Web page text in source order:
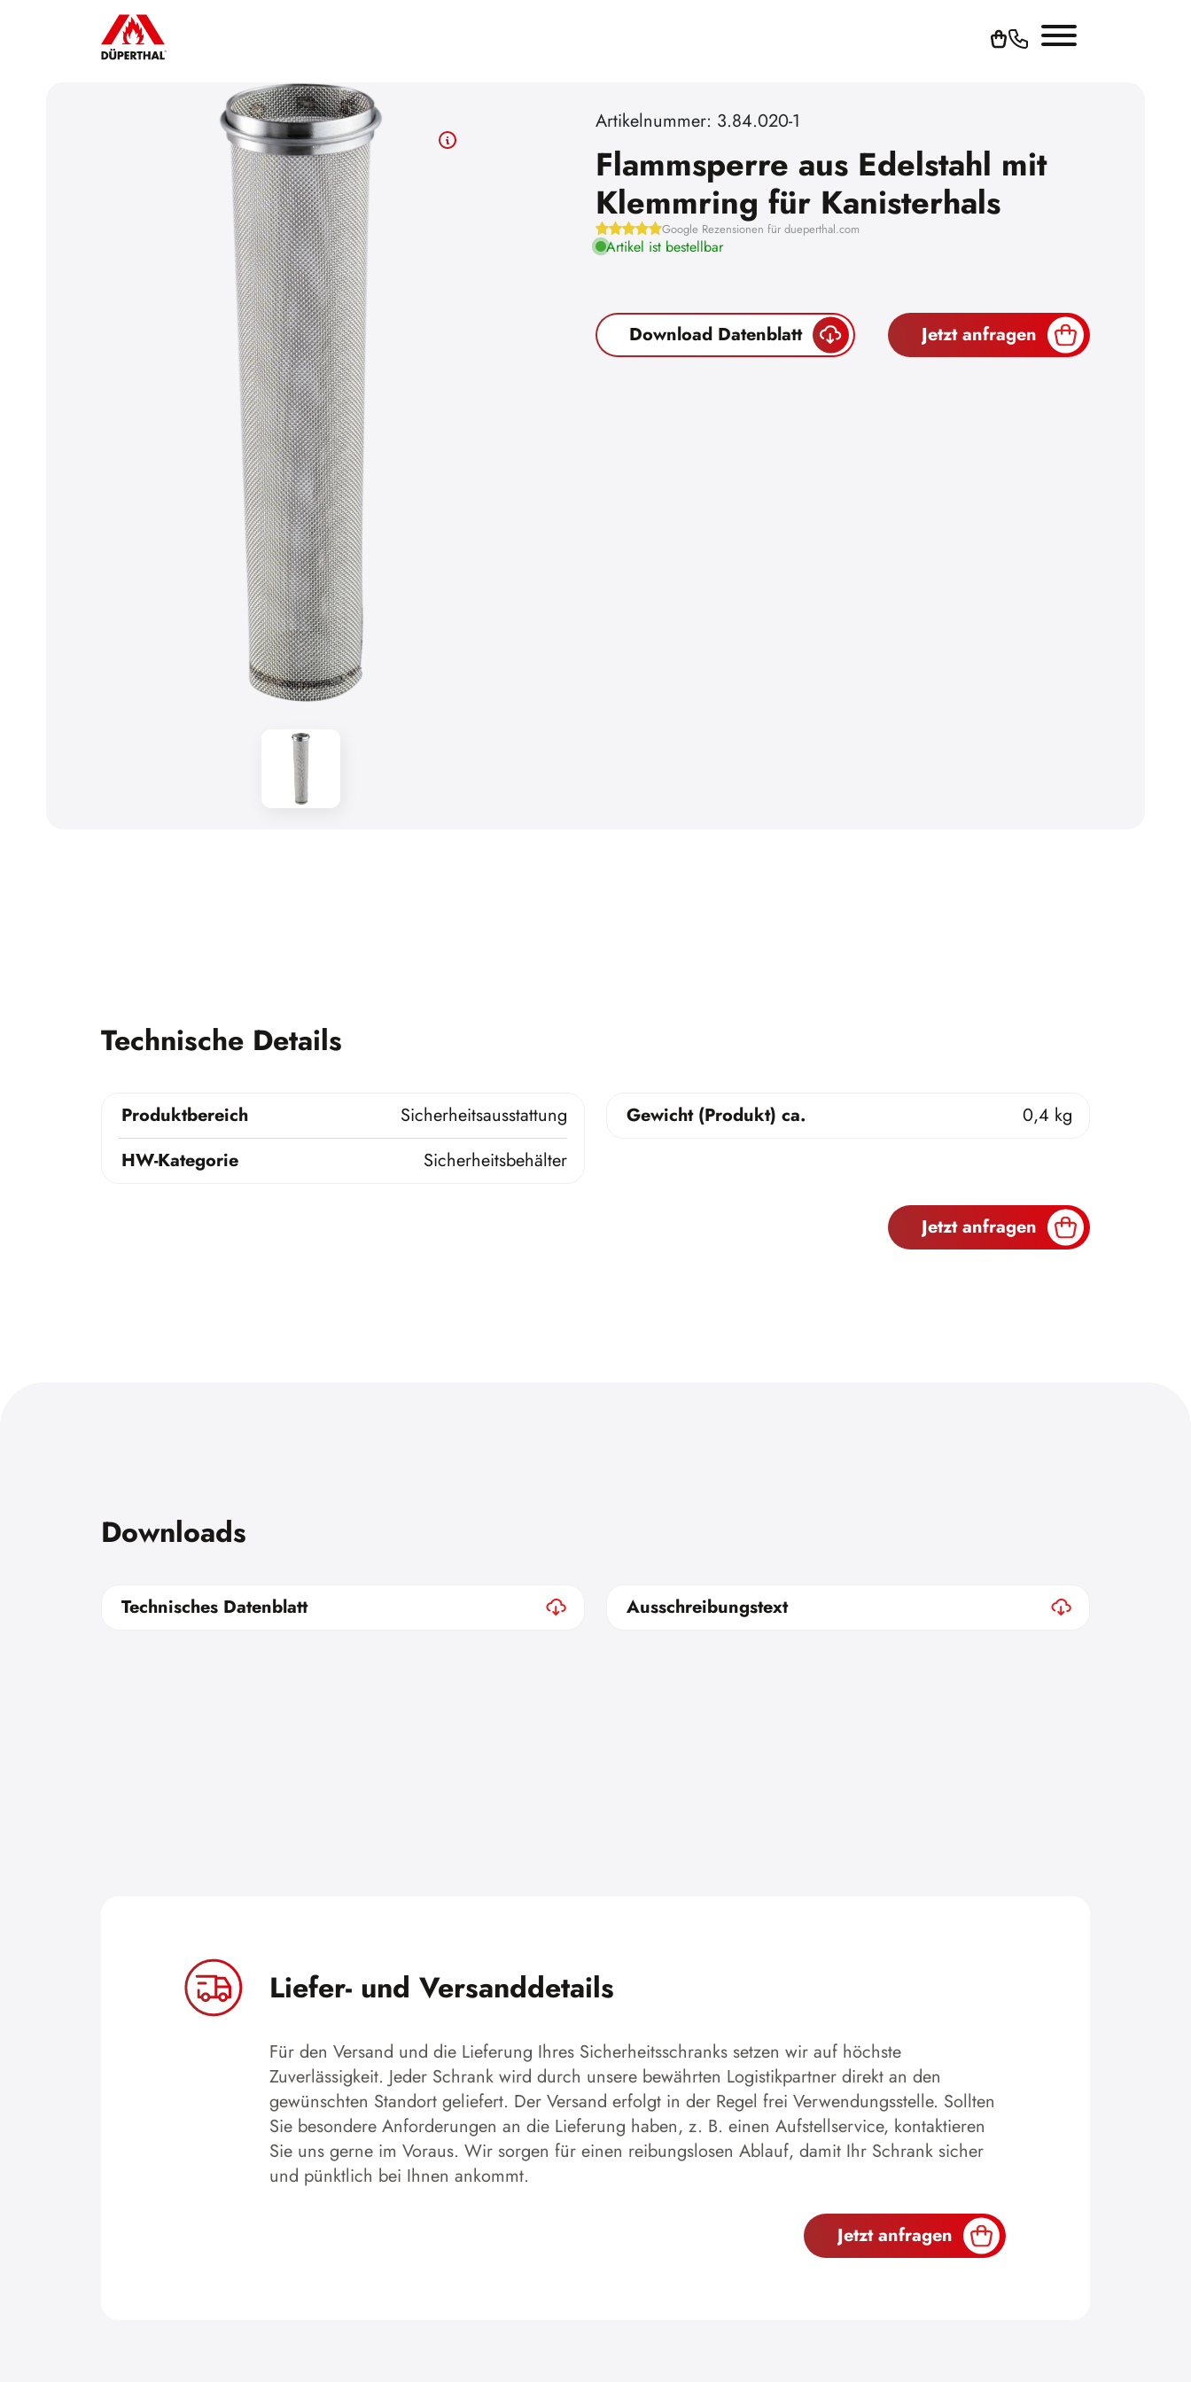
Artikelnummer: 3.84.020-1
Flammsperre aus Edelstahl mit
Klemmring für Kanisterhals
Google Rezensionen für dueperthal.com
Artikel ist bestellbar
Download Datenblatt Jetzt anfragen
Technische Details
Produktbereich
Sicherheitsausstattung
HW-Kategorie
Sicherheitsbehälter
Gewicht (Produkt) ca. 0,4 kg
Jetzt anfragen
Downloads
Technisches Datenblatt Ausschreibungstext
Liefer- und Versanddetails
Für den Versand und die Lieferung Ihres Sicherheitsschranks setzen wir auf höchste
Zuverlässigkeit. Jeder Schrank wird durch unsere bewährten Logistikpartner direkt an den
gewünschten Standort geliefert. Der Versand erfolgt in der Regel frei Verwendungsstelle. Sollten
Sie besondere Anforderungen an die Lieferung haben, z. B. einen Aufstellservice, kontaktieren
Sie uns gerne im Voraus. Wir sorgen für einen reibungslosen Ablauf, damit Ihr Schrank sicher
und pünktlich bei Ihnen ankommt.
Jetzt anfragen